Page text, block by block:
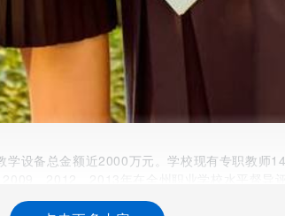
备总金额近2000万元。学校现有专职教师
手代表贵州省参加全国性的技能大赛，学校连